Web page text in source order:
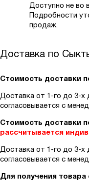
Доступно не во
Подробности
продаж.
Доставка по
Стоимость доставки
Доставка от 1-го до 3-х
согласовывается с
Стоимость доставки
рассчитывается
Доставка от 1-го до 3-х
согласовывается с
Для получения